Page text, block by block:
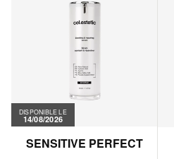
DISPONIBLE LE
14/08/2026
SENSITIVE PERFECT